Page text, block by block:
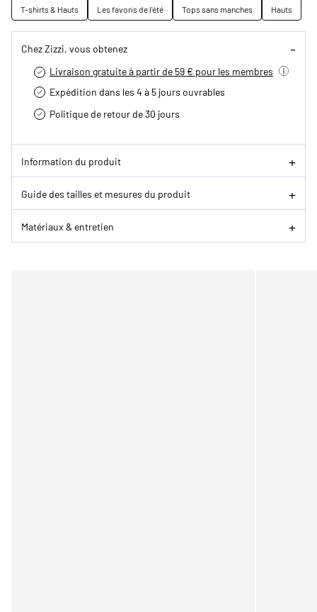
T-shirts & Hauts Les favoris de l'été Tops sans manches Hauts
Chez Zizzi, vous obtenez
Livraison gratuite à partir de 59 € pour les membres
Expédition dans les 4 à 5 jours ouvrables
Politique de retour de 30 jours
Information du produit
Guide des tailles et mesures du produit
Matériaux & entretien